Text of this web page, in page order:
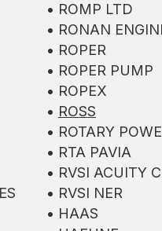
• ROMP LTD
• RONAN
• ROPER
• ROPER PUMP
• ROPEX
• ROSS
• ROTARY
• RTA PAVIA
• RVSI ACUITY
• RVSI NER
• HAAS